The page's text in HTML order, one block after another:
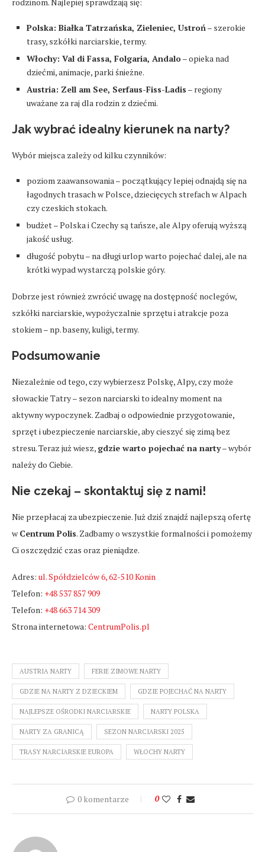
rodzinom. Najlepiej sprawdzają się:
Polska: Białka Tatrzańska, Zieleniec, Ustroń– szerokie
trasy, szkółki narciarskie, termy.
Włochy: Val di Fassa, Folgaria, Andalo– opieka nad
dziećmi, animacje, parki śnieżne.
Austria: Zell am See, Serfaus-Fiss-Ladis – regiony
uważane za raj dla rodzin z dziećmi.
Jak wybrać idealny kierunek na narty?
Wybór miejsca zależy od kilku czynników:
poziom zaawansowania – początkujący lepiej odnajdą się na
łagodnych trasach w Polsce, dziecięcych strefach w Alpach
czy czeskich stokach.
budżet – Polska i Czechy są tańsze, ale Alpy oferują wyższą
jakość usług.
długość pobytu – na długi urlop warto pojechać dalej, ale na
krótki wypad wystarczą polskie góry.
Dobrze jest również zwrócić uwagę na dostępność noclegów,
szkółki narciarskie, wypożyczalnie sprzętu i atrakcje poza
stokiem – np. baseny, kuligi, termy.
Podsumowanie
Niezależnie od tego, czy wybierzesz Polskę, Alpy, czy może
słowackie Tatry – sezon narciarski to idealny moment na
aktywny wypoczynek. Zadbaj o odpowiednie przygotowanie,
sprzęt i ubezpieczenie narciarskie, aby cieszyć się zimą bez
stresu. Teraz już wiesz, gdzie warto pojechać na narty– wybór
należy do Ciebie.
Nie czekaj – skontaktuj się z nami!
Nie przepłacaj za ubezpieczenie. Już dziś znajdź najlepszą ofertę
wCentrum Polis. Zadbamy o wszystkie formalności i pomożemy
Ci oszczędzić czas oraz pieniądze.
Adres: ul. Spółdzielców 6, 62-510 Konin
Telefon: +48 537 857 909
Telefon: +48 663 714 309
Strona internetowa: CentrumPolis.pl
AUSTRIA NARTY FERIE ZIMOWE NARTY
GDZIE NA NARTY Z DZIECKIEM GDZIE POJECHAĆ NA NARTY
NAJLEPSZE OŚRODKI NARCIARSKIE NARTY POLSKA
NARTY ZA GRANICĄ SEZON NARCIARSKI 2025
TRASY NARCIARSKIE EUROPA WŁOCHY NARTY
0 komentarze 0